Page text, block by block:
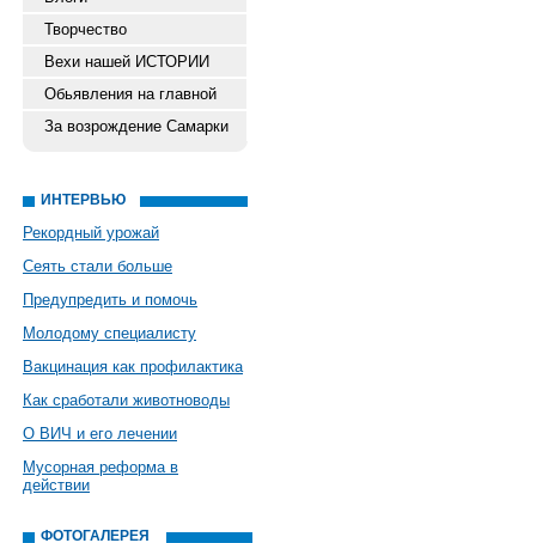
Творчество
Вехи нашей ИСТОРИИ
Обьявления на главной
За возрождение Самарки
ИНТЕРВЬЮ
Рекордный урожай
Сеять стали больше
Предупредить и помочь
Молодому специалисту
Вакцинация как профилактика
Как сработали животноводы
О ВИЧ и его лечении
Мусорная реформа в
действии
ФОТОГАЛЕРЕЯ